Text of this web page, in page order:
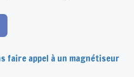
faire appel à un magnétiseur